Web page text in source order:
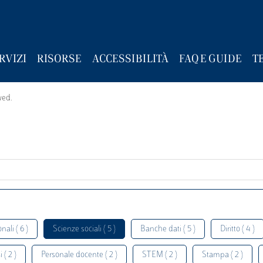
RISORSE ACCESSIBILITÀ FAQ E GUIDE
( 6 ) Scienze sociali ( 5 ) Banche dati ( 5 ) Diritto ( 4 )
( 2 ) Personale docente ( 2 ) STEM ( 2 ) Stampa ( 2 )